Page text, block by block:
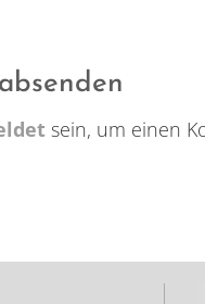
sein, um einen